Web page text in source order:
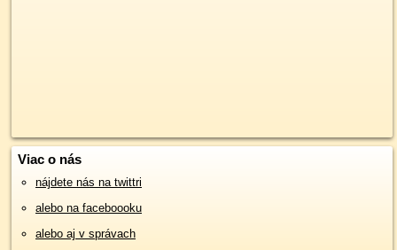
Viac o nás
nájdete nás na twittri
alebo na faceboooku
alebo aj v správach